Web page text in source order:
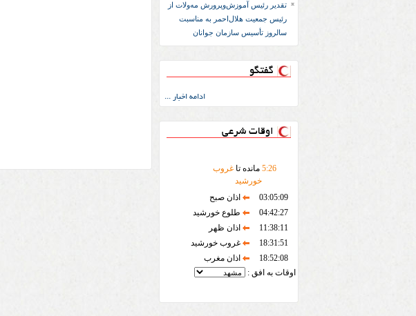
تقدیر رئیس آموزش‌وپرورش مه‌ولات از
رئیس جمعیت هلال‌احمر به مناسبت
سالروز تأسیس سازمان جوانان
گفتگو
ادامه اخبار ...
اوقات شرعی
5:26 مانده تاغروب
خورشید
03:05:09
اذان صبح
04:42:27
طلوع خورشید
11:38:11
اذان ظهر
18:31:51
غروب خورشید
18:52:08
اذان مغرب
اوقات به افق :